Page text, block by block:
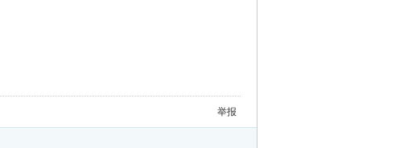
举报